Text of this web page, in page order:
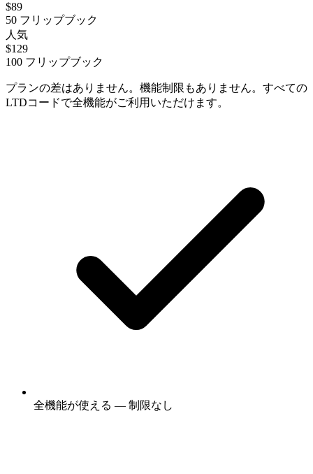
$89
50 フリップブック
人気
$129
100 フリップブック
プランの差はありません。機能制限もありません。すべての
LTDコードで全機能がご利用いただけます。
全機能が使える — 制限なし